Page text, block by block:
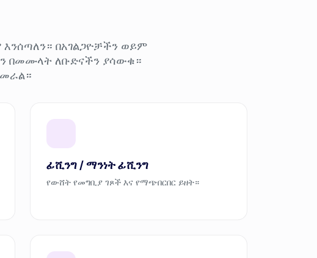
እንሰጣለን። በአገልጋዮቻችን ወይም
በመሙላት ለቡድናችን ያሳውቁ።
ፊሺንግ / ማንነት ፊሺንግ
የውሸት የመግቢያ ገጾች እና የማጭበርበር ይዘት።